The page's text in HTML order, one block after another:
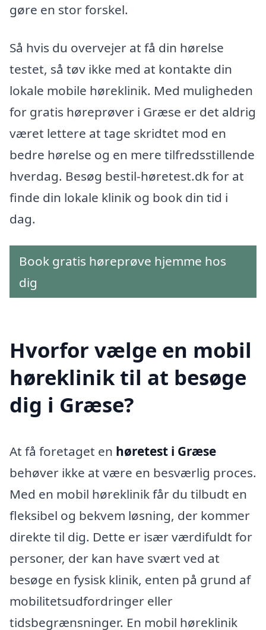
gøre en stor forskel.
Så hvis du overvejer at få din hørelse
testet, så tøv ikke med at kontakte din
lokale mobile høreklinik. Med muligheden
for gratis høreprøver i Græse er det aldrig
været lettere at tage skridtet mod en
bedre hørelse og en mere tilfredsstillende
hverdag. Besøg bestil-høretest.dk for at
finde din lokale klinik og book din tid i
dag.
Book gratis høreprøve hjemme hos
dig
Hvorfor vælge en mobil
høreklinik til at besøge
dig i Græse?
At få foretaget en høretest i Græse
behøver ikke at være en besværlig proces.
Med en mobil høreklinik får du tilbudt en
fleksibel og bekvem løsning, der kommer
direkte til dig. Dette er især værdifuldt for
personer, der kan have svært ved at
besøge en fysisk klinik, enten på grund af
mobilitetsudfordringer eller
tidsbegrænsninger. En mobil høreklinik